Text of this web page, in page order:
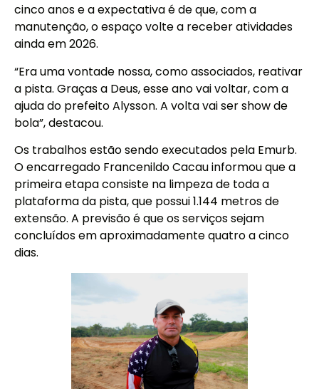
cinco anos e a expectativa é de que, com a
manutenção, o espaço volte a receber atividades
ainda em 2026.
“Era uma vontade nossa, como associados, reativar
a pista. Graças a Deus, esse ano vai voltar, com a
ajuda do prefeito Alysson. A volta vai ser show de
bola”, destacou.
Os trabalhos estão sendo executados pela Emurb.
O encarregado Francenildo Cacau informou que a
primeira etapa consiste na limpeza de toda a
plataforma da pista, que possui 1.144 metros de
extensão. A previsão é que os serviços sejam
concluídos em aproximadamente quatro a cinco
dias.